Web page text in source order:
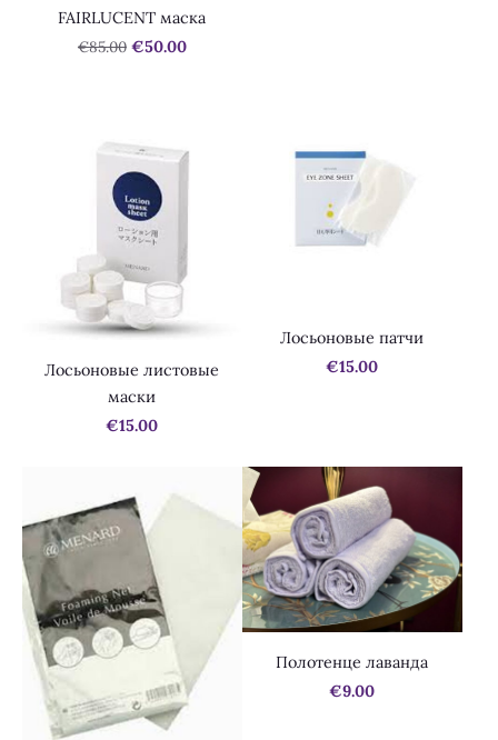
FAIRLUCENT маска
€85.00 €50.00
Лосьоновые листовые
маски
€15.00
Лосьоновые патчи
€15.00
Полотенце лаванда
€9.00